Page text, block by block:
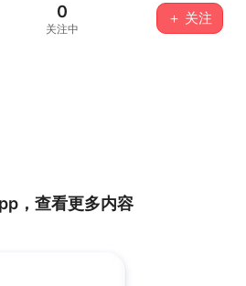
0
关注中
＋ 关注
，查看更多内容